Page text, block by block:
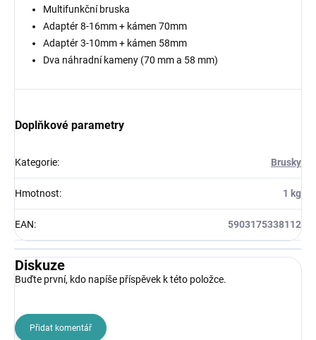
Multifunkční bruska
Adaptér 8-16mm + kámen 70mm
Adaptér 3-10mm + kámen 58mm
Dva náhradní kameny (70 mm a 58 mm)
Doplňkové parametry
Kategorie: Brusky
Hmotnost: 1 kg
EAN: 5903175338112
Diskuze
Buďte první, kdo napíše příspěvek k této položce.
Přidat komentář